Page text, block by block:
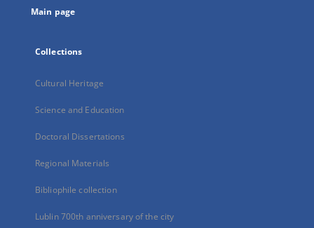
Main page
Collections
Cultural Heritage
Science and Education
Doctoral Dissertations
Regional Materials
Bibliophile collection
Lublin 700th anniversary of the city